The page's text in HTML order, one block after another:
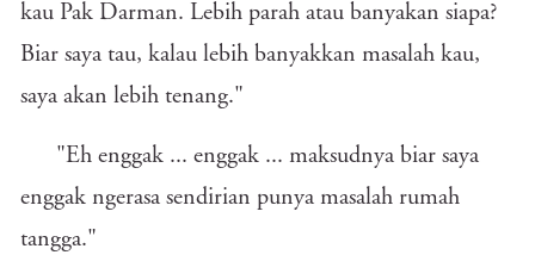
kau Pak Darman. Lebih parah atau banyakan siapa?
Biar saya tau, kalau lebih banyakkan masalah kau,
saya akan lebih tenang."
"Eh enggak ... enggak ... maksudnya biar saya
enggak ngerasa sendirian punya masalah rumah
tangga."